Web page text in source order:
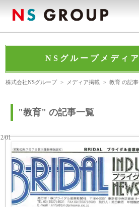
NSグループメディ
株式会社NSグループ > メディア掲載 >教育 の記
"教育" の記事一覧
01